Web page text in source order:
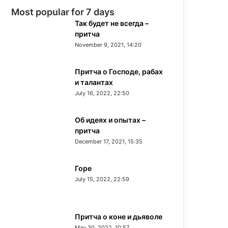
Most popular for 7 days
Так будет не всегда –
притча
November 9, 2021, 14:20
Притча о Господе, рабах
и талантах
July 16, 2022, 22:50
Об идеях и опытах –
притча
December 17, 2021, 15:35
Горе
July 15, 2022, 22:59
Притча о коне и дьяволе